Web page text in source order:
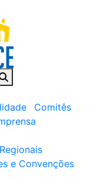
Comitês
e Convenções